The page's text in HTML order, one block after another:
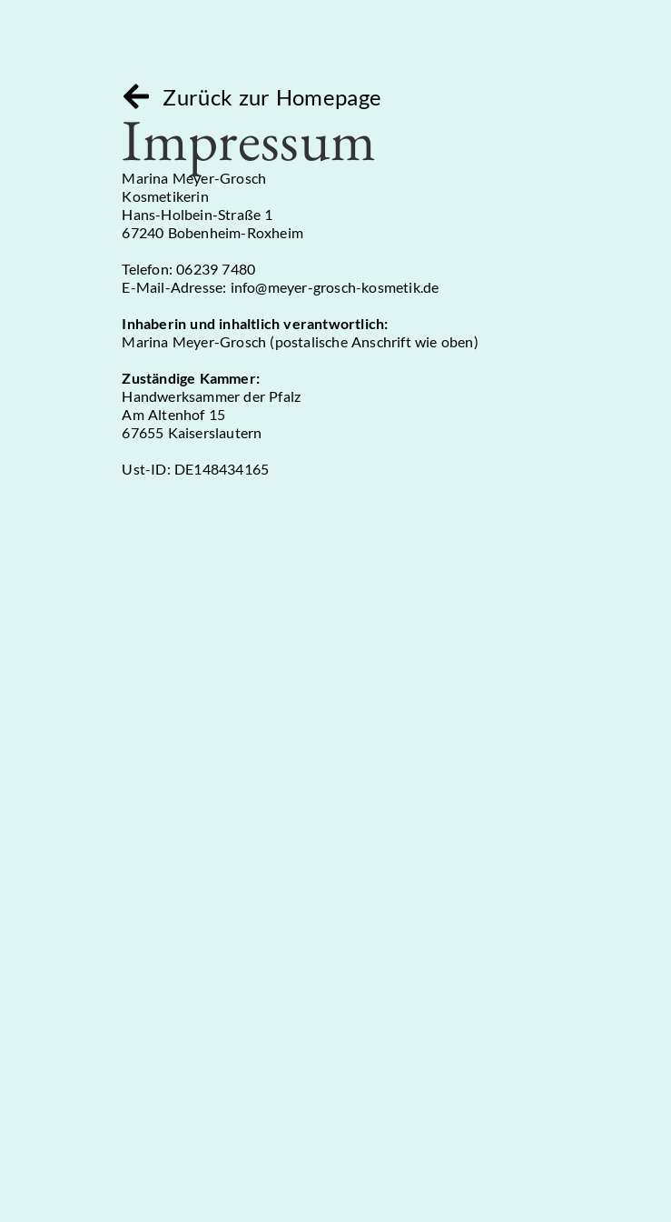
Zurück zur Homepage
Impressum
Marina Meyer-Grosch
Kosmetikerin
Hans-Holbein-Straße 1
67240 Bobenheim-Roxheim
Telefon: 06239 7480
E-Mail-Adresse: info@meyer-grosch-kosmetik.de
Inhaberin und inhaltlich verantwortlich:
Marina Meyer-Grosch (postalische Anschrift wie oben)
Zuständige Kammer:
Handwerksammer der Pfalz
Am Altenhof 15
67655 Kaiserslautern
Ust-ID: DE148434165